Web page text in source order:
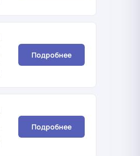
Подробнее
Подробнее